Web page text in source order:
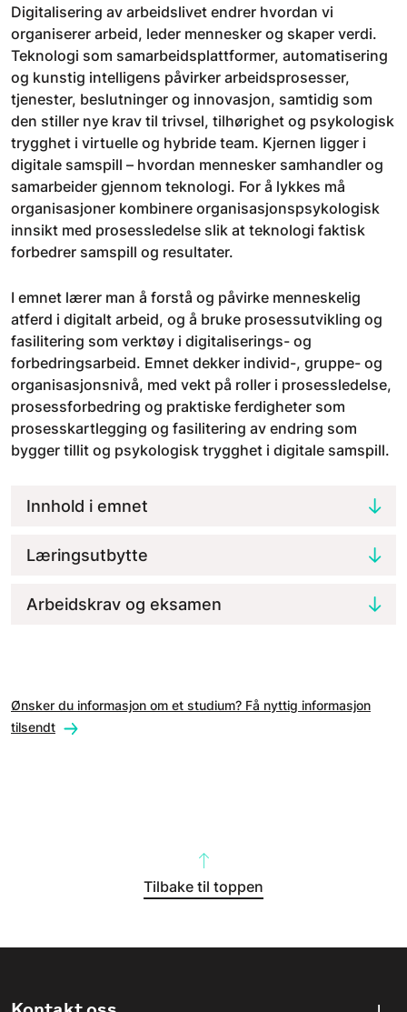
Digitalisering av arbeidslivet endrer hvordan vi
organiserer arbeid, leder mennesker og skaper verdi.
Teknologi som samarbeidsplattformer, automatisering
og kunstig intelligens påvirker arbeidsprosesser,
tjenester, beslutninger og innovasjon, samtidig som
den stiller nye krav til trivsel, tilhørighet og psykologisk
trygghet i virtuelle og hybride team. Kjernen ligger i
digitale samspill – hvordan mennesker samhandler og
samarbeider gjennom teknologi. For å lykkes må
organisasjoner kombinere organisasjonspsykologisk
innsikt med prosessledelse slik at teknologi faktisk
forbedrer samspill og resultater.
I emnet lærer man å forstå og påvirke menneskelig
atferd i digitalt arbeid, og å bruke prosessutvikling og
fasilitering som verktøy i digitaliserings- og
forbedringsarbeid. Emnet dekker individ-, gruppe- og
organisasjonsnivå, med vekt på roller i prosessledelse,
prosessforbedring og praktiske ferdigheter som
prosesskartlegging og fasilitering av endring som
bygger tillit og psykologisk trygghet i digitale samspill.
Innhold i emnet
Læringsutbytte
Arbeidskrav og eksamen
Ønsker du informasjon om et studium? Få nyttig informasjon
tilsendt
Tilbake til toppen